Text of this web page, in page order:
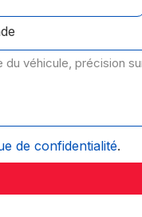
de confidentialité.